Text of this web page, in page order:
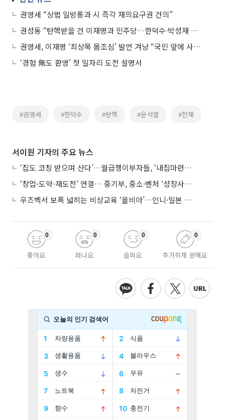
권영세 “상법 일방통과 시 즉각 재의요구권 건의”
권성동 “탄핵받을 건 이재명과 민주당…한덕수·박성재 탄핵 철회하라”
권영세, 이재명 ‘최상목 몸조심’ 발언 겨냥 “국민 앞에 사과하라”
‘경험 無도 환영’ 첫 일자리 도전 설명서
#권영세 #한덕수 #탄핵 #윤석열 #헌재
서이원 기자의 주요 뉴스
‘집도 코칭 받으며 산다’…월급쟁이부자들, ‘내집마련’ 신청 증가세
‘창업-도약-재도전’ 연결… 중기부, 중소·벤처 ‘성장사다리’ 짓는다
우즈벡서 보폭 넓히는 비상교육 ‘올비아’…인니·일본 진출 타진
좋아요
0
화나요
0
슬퍼요
0
추가취재 원해요
0